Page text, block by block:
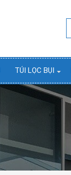
TÚI LỌC BỤI